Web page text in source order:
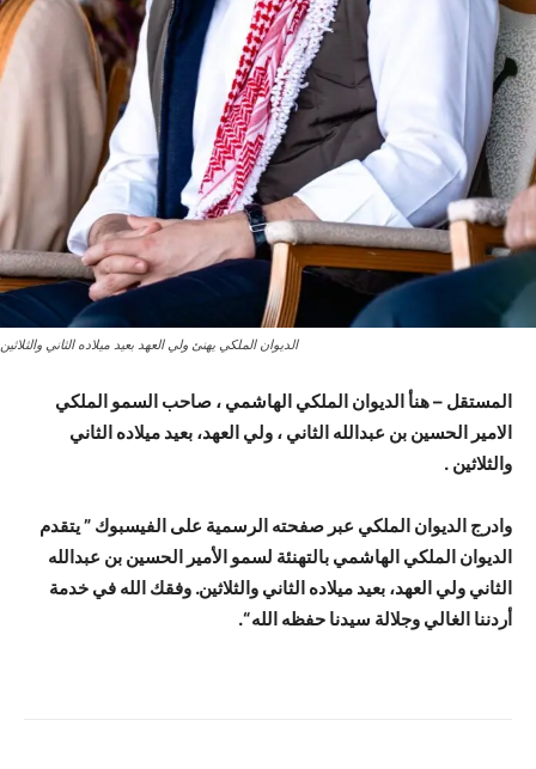
الديوان الملكي يهنئ ولي العهد بعيد ميلاده الثاني والثلاثين
المستقل – هنأ الديوان الملكي الهاشمي ، صاحب السمو الملكي
الامير الحسين بن عبدالله الثاني ، ولي العهد، بعيد ميلاده الثاني
والثلاثين .
وادرج الديوان الملكي عبر صفحته الرسمية على الفيسبوك ”يتقدم
الديوان الملكي الهاشمي بالتهنئة لسمو الأمير الحسين بن عبدالله
الثاني ولي العهد، بعيد ميلاده الثاني والثلاثين. وفقك الله في خدمة
أردننا الغالي وجلالة سيدنا حفظه الله “.